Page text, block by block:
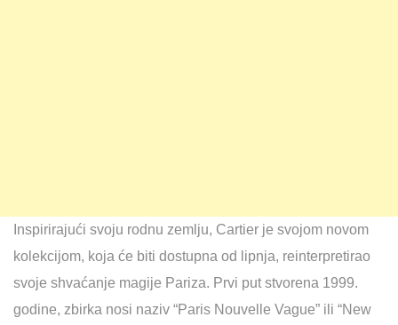
Inspirirajući svoju rodnu zemlju, Cartier je svojom novom
kolekcijom, koja će biti dostupna od lipnja, reinterpretirao
svoje shvaćanje magije Pariza. Prvi put stvorena 1999.
godine, zbirka nosi naziv “Paris Nouvelle Vague” ili “New